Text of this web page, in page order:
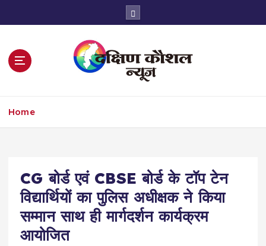
t
Home
CG बोर्ड एवं CBSE बोर्ड के टॉप टेन
विद्यार्थियों का पुलिस अधीक्षक ने किया
सम्मान साथ ही मार्गदर्शन कार्यक्रम
आयोजित